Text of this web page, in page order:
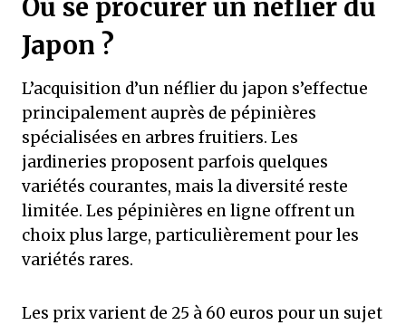
Où se procurer un néflier du
Japon ?
L’acquisition d’un néflier du japon s’effectue
principalement auprès de pépinières
spécialisées en arbres fruitiers. Les
jardineries proposent parfois quelques
variétés courantes, mais la diversité reste
limitée. Les pépinières en ligne offrent un
choix plus large, particulièrement pour les
variétés rares.
Les prix varient de 25 à 60 euros pour un sujet